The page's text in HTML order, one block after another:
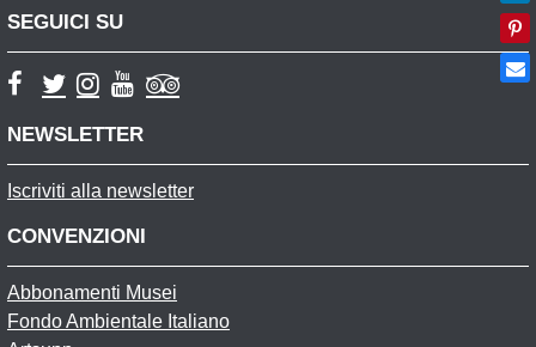
SEGUICI SU
NEWSLETTER
Iscriviti alla newsletter
CONVENZIONI
Abbonamenti Musei
Fondo Ambientale Italiano